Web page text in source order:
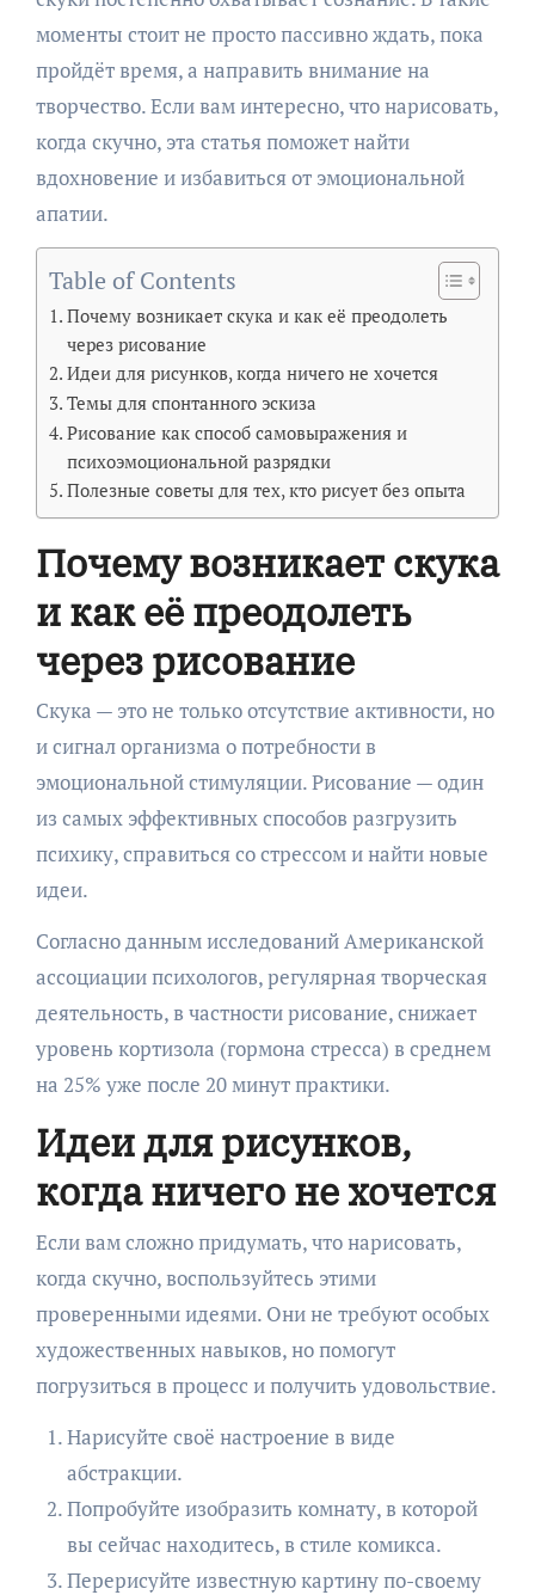
моменты стоит не просто пассивно ждать, пока
пройдёт время, а направить внимание на
творчество. Если вам интересно, что нарисовать,
когда скучно, эта статья поможет найти
вдохновение и избавиться от эмоциональной
апатии.
Table of Contents
Почему возникает скука и как её преодолеть
через рисование
Идеи для рисунков, когда ничего не хочется
Темы для спонтанного эскиза
Рисование как способ самовыражения и
психоэмоциональной разрядки
Полезные советы для тех, кто рисует без опыта
Почему возникает скука
и как её преодолеть
через рисование
Скука — это не только отсутствие активности, но
и сигнал организма о потребности в
эмоциональной стимуляции. Рисование — один
из самых эффективных способов разгрузить
психику, справиться со стрессом и найти новые
идеи.
Согласно данным исследований Американской
ассоциации психологов, регулярная творческая
деятельность, в частности рисование, снижает
уровень кортизола (гормона стресса) в среднем
на 25% уже после 20 минут практики.
Идеи для рисунков,
когда ничего не хочется
Если вам сложно придумать, что нарисовать,
когда скучно, воспользуйтесь этими
проверенными идеями. Они не требуют особых
художественных навыков, но помогут
погрузиться в процесс и получить удовольствие.
Нарисуйте своё настроение в виде
абстракции.
Попробуйте изобразить комнату, в которой
вы сейчас находитесь, в стиле комикса.
Перерисуйте известную картину по-своему